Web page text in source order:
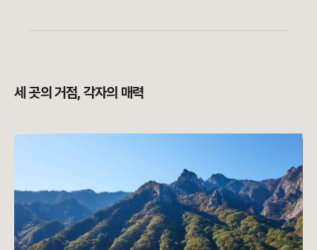
세 곳의 거점, 각자의 매력